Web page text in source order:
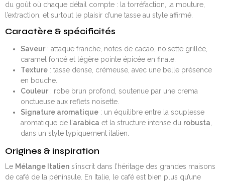
du goût où chaque détail compte : la torréfaction, la mouture,
l’extraction, et surtout le plaisir d’une tasse au style affirmé.
Caractère & spécificités
Saveur: attaque franche, notes de cacao, noisette grillée,
caramel foncé et légère pointe épicée en finale.
Texture: tasse dense, crémeuse, avec une belle présence
en bouche.
Couleur: robe brun profond, soutenue par une crema
onctueuse aux reflets noisette.
Signature aromatique: un équilibre entre la souplesse
aromatique de l’arabica et la structure intense du robusta,
dans un style typiquement italien.
Origines & inspiration
Le Mélange Italien s’inscrit dans l’héritage des grandes maisons
de café de la péninsule. En Italie, le café est bien plus qu’une